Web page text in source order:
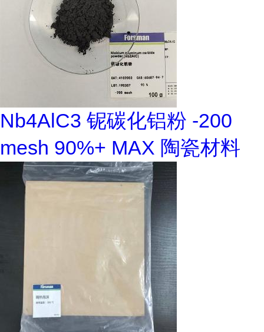
Nb4AlC3 铌碳化铝粉 -200
mesh 90%+ MAX 陶瓷材料